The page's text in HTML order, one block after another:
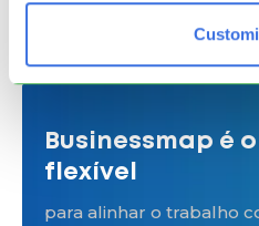
prever quanto tempo
tarefas sejam concluídas.
Businessmap é
flexível
para alinhar o trabalho